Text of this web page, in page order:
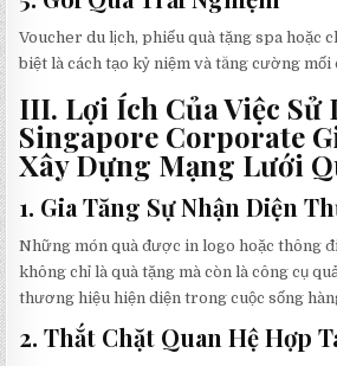
Voucher du lịch, phiếu quà tặng spa hoặc
biệt là cách tạo kỷ niệm và tăng cường mối
III. Lợi Ích Của Việc Sử
Singapore Corporate
Xây Dựng Mạng Lưới
1. Gia Tăng Sự Nhận Diện
Những món quà được in logo hoặc thông
không chỉ là quà tặng mà còn là công cụ
thương hiệu hiện diện trong cuộc sống
2.Thắt Chặt Quan Hệ Hợp